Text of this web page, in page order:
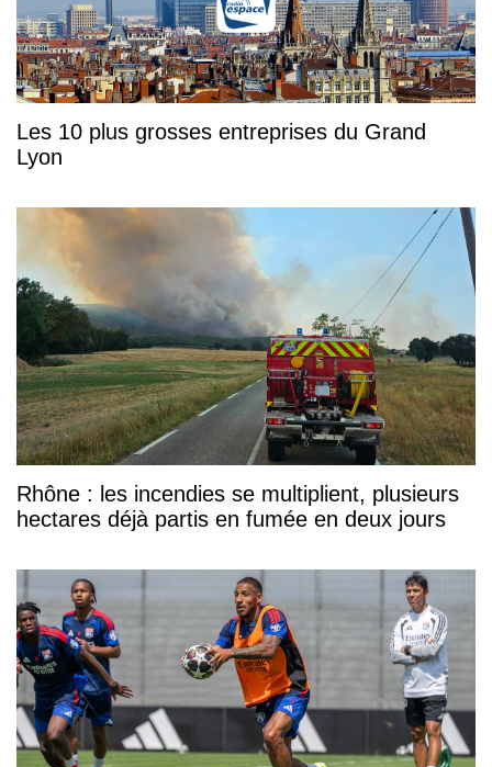
Les 10 plus grosses entreprises du Grand
Lyon
Rhône : les incendies se multiplient, plusieurs
hectares déjà partis en fumée en deux jours